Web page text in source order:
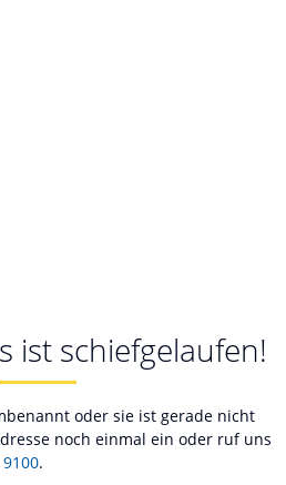
ist schiefgelaufen!
oder sie ist gerade nicht
noch einmal ein oder ruf uns
.